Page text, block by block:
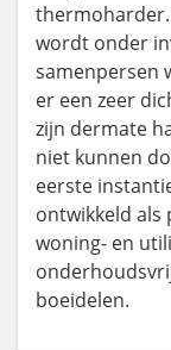
wordt onder
samenpersen
er een zeer
zijn dermate
niet kunnen
eerste
ontwikkeld
woning- en
boeidelen.